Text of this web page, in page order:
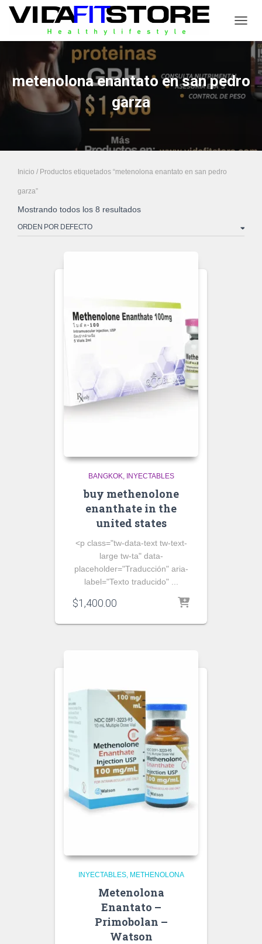
metenolona enantato en san pedro
garza
Inicio / Productos etiquetados “metenolona enantato en san pedro
garza”
Mostrando todos los 8 resultados
BANGKOK INYECTABLES
buy methenolone
enanthate in the
united states
<p class="tw-data-text tw-text-
large tw-ta" data-
placeholder="Traducción" aria-
label="Texto traducido" ...
$1,400.00
INYECTABLES METHENOLONA
Metenolona
Enantato –
Primobolan –
Watson